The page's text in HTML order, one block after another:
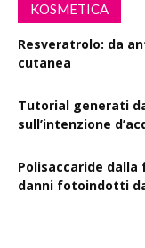
KOSMETICA
Resveratrolo: da
cutanea
Tutorial generati
sull’intenzione
Polisaccaride
danni fotoindotti